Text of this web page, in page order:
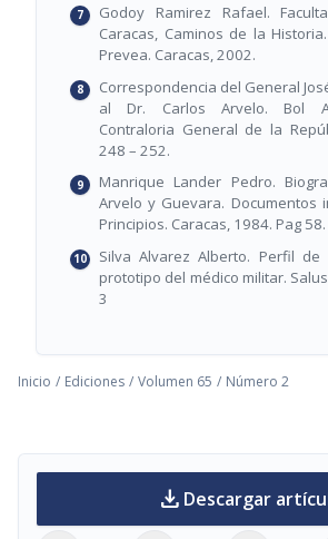
Godoy Ramirez Rafael.
Caracas, Caminos de la
Prevea. Caracas, 2002.
Correspondencia del General
al Dr. Carlos Arvelo. Bol
Contraloria General de la
248 – 252.
Manrique Lander Pedro.
Arvelo y Guevara. Documentos
Principios. Caracas, 1984. Pag 58.
Silva Alvarez Alberto. Perfil de
prototipo del médico militar.
3
Inicio / Ediciones / Volumen 65 / Número 2
download Descargar